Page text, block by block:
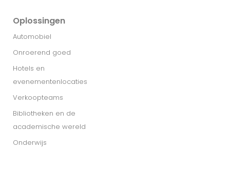
Oplossingen
Automobiel
Onroerend goed
Hotels en
evenementenlocaties
Verkoopteams
Bibliotheken en de
academische wereld
Onderwijs